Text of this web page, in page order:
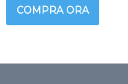
COMPRA ORA